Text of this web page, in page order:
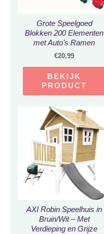
Grote Speelgoed
Blokken 200 Elementen
met Auto’s Ramen
Deuren, Bomen,
€20,99
BEKIJK
PRODUCT
AXI Robin Speelhuis in
Bruin/Wit – Met
Verdieping en Grijze